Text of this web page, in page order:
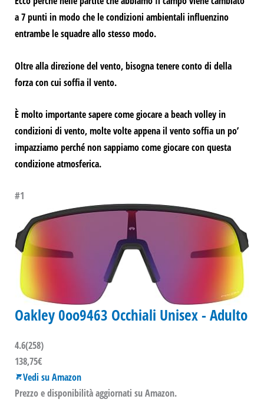
a 7 punti in modo che le condizioni ambientali influenzino
entrambe le squadre allo stesso modo.
Oltre alla direzione del vento, bisogna tenere conto didella
forza con cui soffia il vento.
È molto importante sapere come giocare a beach volley in
condizioni di vento, molte volte appena il vento soffia un po’
impazziamo perché non sappiamo come giocare con questa
condizione atmosferica.
#1
Oakley 0oo9463 Occhiali Unisex - Adulto
4.6(258)
138,75€
Vedi su Amazon
Prezzo e disponibilità aggiornati su Amazon.